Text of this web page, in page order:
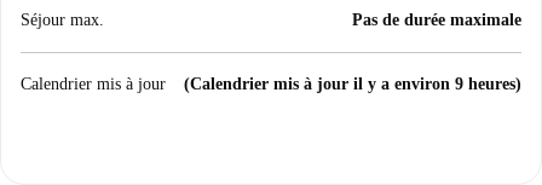
Séjour max. Pas de durée maximale
Calendrier mis à jour (Calendrier mis à jour il y a environ 9 heures)